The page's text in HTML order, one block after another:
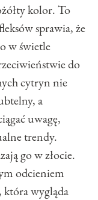
kolor. To
sprawia, że
w świetle
do
cytryn nie
a
uwagę,
trendy.
go w złocie.
odcieniem
która wygląda